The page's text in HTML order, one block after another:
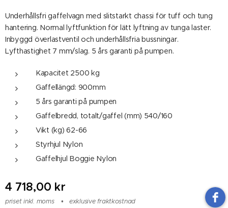
Underhållsfri gaffelvagn med slitstarkt chassi för tuff och tung
hantering. Normal lyftfunktion för lätt lyftning av tunga laster.
Inbyggd överlastventil och underhållsfria bussningar.
Lyfthastighet 7 mm/slag. 5 års garanti på pumpen.
Kapacitet 2500 kg
Gaffellängd: 900mm
5 års garanti på pumpen
Gaffelbredd, totalt/gaffel (mm) 540/160
Vikt (kg) 62-66
Styrhjul Nylon
Gaffelhjul Boggie Nylon
4 718,00 kr
priset inkl. moms
exklusive fraktkostnad